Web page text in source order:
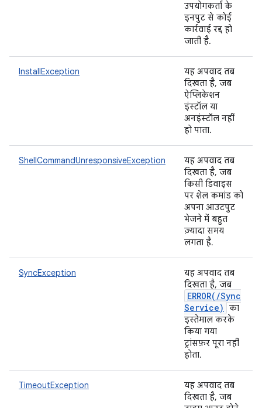
उपयोगकर्ता के
इनपुट से कोई
कार्रवाई रद्द हो
जाती है.
InstallException
यह अपवाद तब
दिखता है, जब
ऐप्लिकेशन
इंस्टॉल या
अनइंस्टॉल नहीं
हो पाता.
ShellCommandUnresponsiveException
यह अपवाद तब
दिखता है, जब
किसी डिवाइस
पर शेल कमांड को
अपना आउटपुट
भेजने में बहुत
ज़्यादा समय
लगता है.
SyncException
यह अपवाद तब
दिखता है, जब
ERROR( /Sync
Service)
का
इस्तेमाल करके
किया गया
ट्रांसफ़र पूरा नहीं
होता.
TimeoutException
यह अपवाद तब
दिखता है, जब